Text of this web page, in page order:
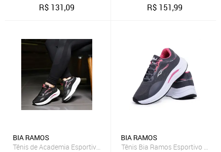
R$ 131,09 R$ 151,99
BIA RAMOS
Tênis de Academia Esportivo Feminino Confortavel Preto
BIA RAMOS
Tênis Bia Ramos Esportivo